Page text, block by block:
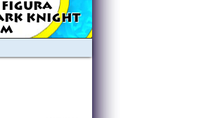
FIGURA
KNIGHT